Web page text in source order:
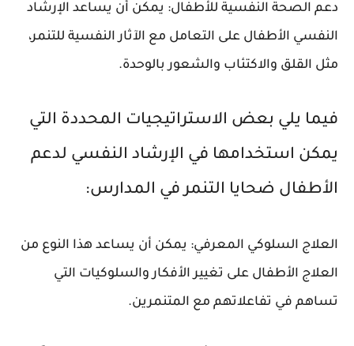
دعم الصحة النفسية للأطفال: يمكن أن يساعد الإرشاد
النفسي الأطفال على التعامل مع الآثار النفسية للتنمر،
مثل القلق والاكتئاب والشعور بالوحدة.
فيما يلي بعض الاستراتيجيات المحددة التي
يمكن استخدامها في الإرشاد النفسي لدعم
الأطفال ضحايا التنمر في المدارس:
العلاج السلوكي المعرفي: يمكن أن يساعد هذا النوع من
العلاج الأطفال على تغيير الأفكار والسلوكيات التي
تساهم في تفاعلاتهم مع المتنمرين.